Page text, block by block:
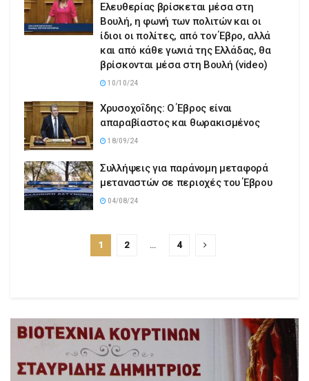
Ελευθερίας βρίσκεται μέσα στη
Βουλή, η φωνή των πολιτών και οι
ίδιοι οι πολίτες, από τον Έβρο, αλλά
και από κάθε γωνιά της Ελλάδας, θα
βρίσκονται μέσα στη Βουλή (video)
10/10/24
Χρυσοχοΐδης: Ο Έβρος είναι
απαραβίαστος και θωρακισμένος
18/09/24
Συλλήψεις για παράνομη μεταφορά
μεταναστών σε περιοχές του Έβρου
04/08/24
1 2 … 4